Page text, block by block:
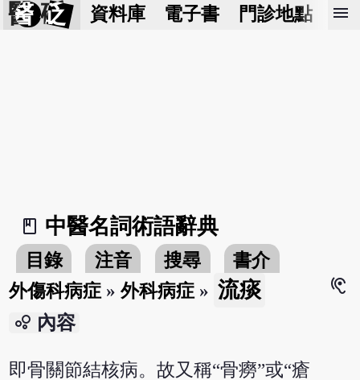
醫 砭 資料庫 電子書 門診地點 預
menu
book_2
中醫名詞術語辭典
目錄 注音 搜尋
書介
外傷科病症 »外科病症 » 流痰
hearing
bubble_chart 內容
即骨關節結核病。故又稱“骨癆”或“瘡